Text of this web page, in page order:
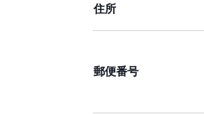
住所
郵便番号